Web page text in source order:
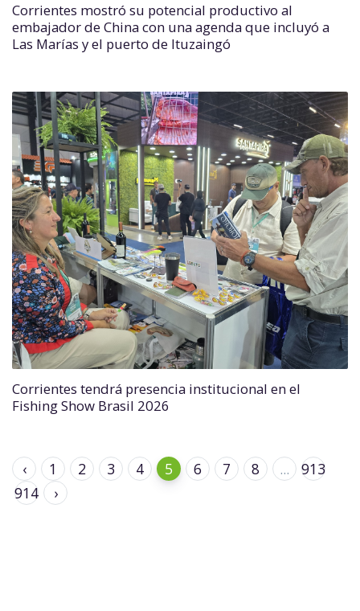
Corrientes mostró su potencial productivo al
embajador de China con una agenda que incluyó a
Las Marías y el puerto de Ituzaingó
Corrientes tendrá presencia institucional en el
Fishing Show Brasil 2026
‹ 1 2 3 4 5 6 7 8 ...
913
914
›